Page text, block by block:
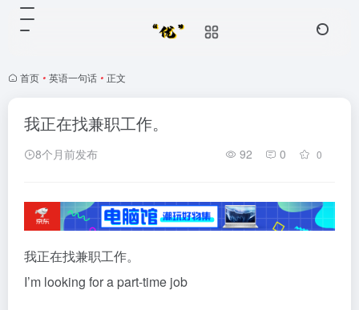
首页 • 英语一句话 • 正文
我正在找兼职工作。
8个月前发布 92 0 0
我正在找兼职工作。
I’m looking for a part-time job